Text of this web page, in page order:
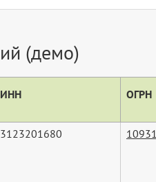
(демо)
ИНН ОГРН
3123201680